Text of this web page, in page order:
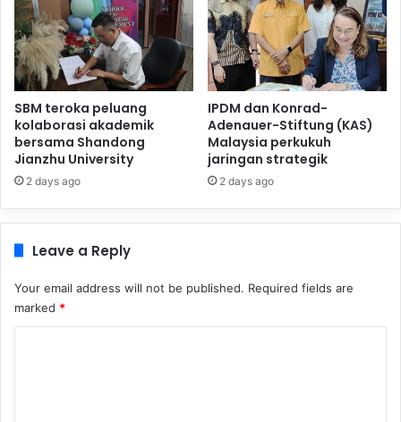
SBM teroka peluang
kolaborasi akademik
bersama Shandong
Jianzhu University
2 days ago
IPDM dan Konrad-
Adenauer-Stiftung (KAS)
Malaysia perkukuh
jaringan strategik
2 days ago
Leave a Reply
Your email address will not be published. Required fields are
marked *